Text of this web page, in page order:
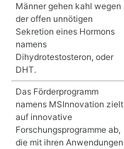
Männer gehen kahl wegen
der offen unnötigen
Sekretion eines Hormons
namens
Dihydrotestosteron, oder
DHT.
Das Förderprogramm
namens MSInnovation zielt
auf innovative
Forschungsprogramme ab,
die mit ihren Anwendungen